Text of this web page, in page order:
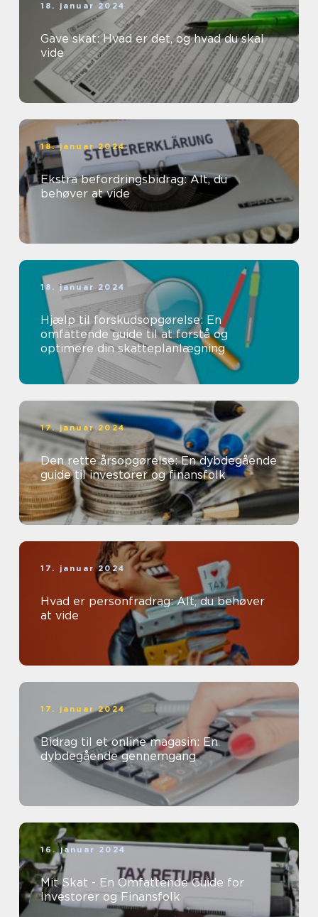
18. januar 2024
Gave skat: Hvad er det, og hvad du skal
vide
18. januar 2024
Ekstra befordringsbidrag: Alt, du
behøver at vide
18. januar 2024
Hjælp til forskudsopgørelse: En
omfattende guide til at forstå og
optimere din skatteplanlægning
17. januar 2024
Den rette årsopgørelse: En dybdegående
guide til investorer og finansfolk
17. januar 2024
Hvad er personfradrag: Alt, du behøver
at vide
17. januar 2024
Bidrag til et online magasin: En
dybdegående gennemgang
16. januar 2024
Mit Skat - En Omfattende Guide for
Investorer og Finansfolk